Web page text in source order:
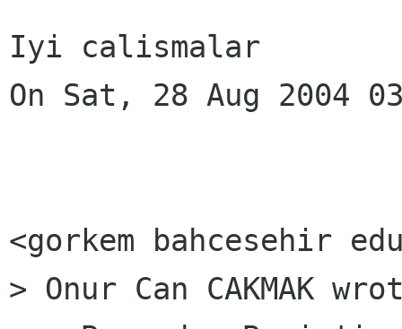
Iyi calismalar
On Sat, 28 Aug 2004
<gorkem bahcesehir
> Onur Can CAKMAK